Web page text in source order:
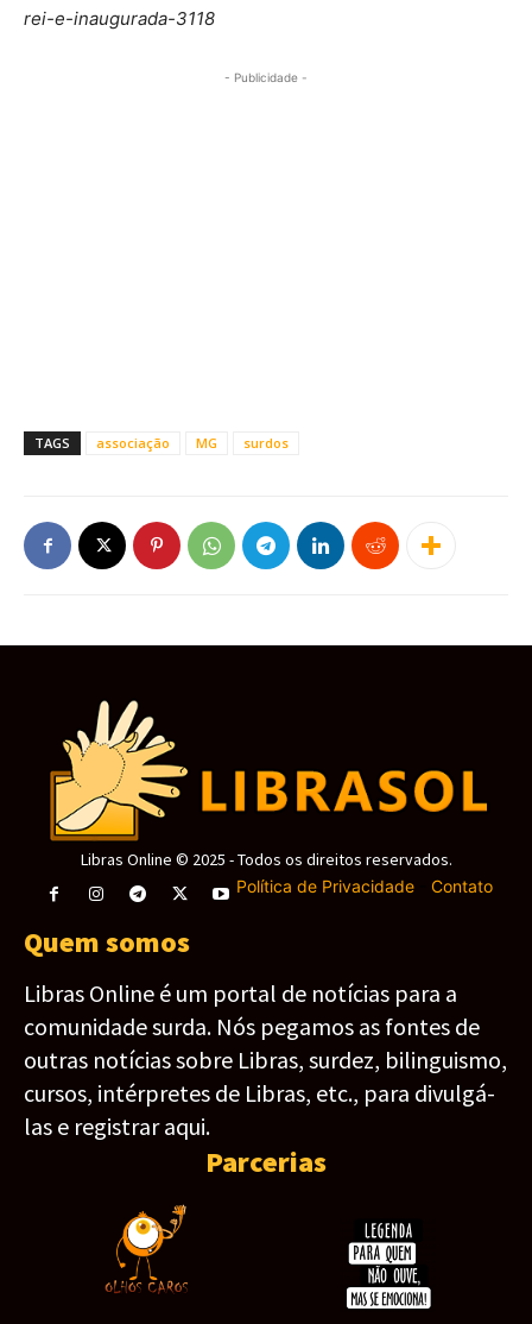
rei-e-inaugurada-3118
- Publicidade -
TAGS associação MG surdos
Libras Online © 2025 - Todos os direitos reservados.
Política de Privacidade- Contato
Quem somos
Libras Online é um portal de notícias para a
comunidade surda. Nós pegamos as fontes de
outras notícias sobre Libras, surdez, bilinguismo,
cursos, intérpretes de Libras, etc., para divulgá-
las e registrar aqui.
Parcerias